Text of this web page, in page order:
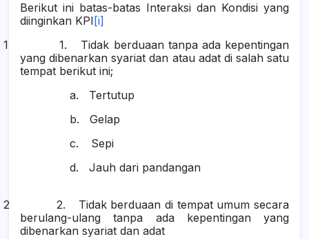
Berikut ini batas-batas Interaksi dan Kondisi yang
diinginkan KPI [i]
1 1.
Tidak berduaan tanpa ada kepentingan
yang dibenarkan syariat dan atau adat di salah satu
tempat berikut ini;
a.
Tertutup
b.
Gelap
c.
Sepi
d.
Jauh dari pandangan
2 2.
Tidak berduaan di tempat umum secara
berulang-ulang tanpa ada kepentingan yang
dibenarkan syariat dan adat